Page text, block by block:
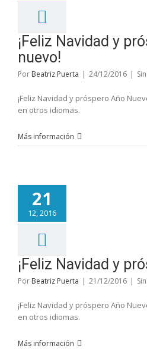
¡Feliz Navidad y
nuevo!
Por Beatriz Puerta | 24/12/2016 |
¡Feliz Navidad y próspero Año
en otros idiomas.
Más información
21
12, 2016
¡Feliz Navidad y
Por Beatriz Puerta | 21/12/2016 |
¡Feliz Navidad y próspero Año
en otros idiomas.
Más información